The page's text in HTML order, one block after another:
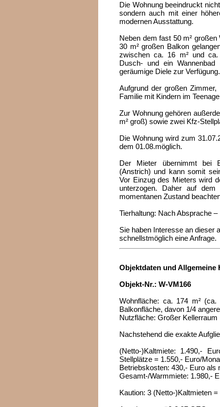
Die Wohnung beeindruckt
sondern auch mit einer
modernen Ausstattung.
Neben dem fast 50 m²
30 m² großen Balkon
zwischen ca. 16 m² und ca.
Dusch- und ein
geräumige Diele zur Verfügung.
Aufgrund der großen
Familie mit Kindern im
Zur Wohnung gehören
m² groß) sowie zwei Kfz-
Die Wohnung wird zum
dem 01.08.möglich.
Der Mieter übernimmt bei
(Anstrich) und kann somit
Vor Einzug des Mieters wird
unterzogen. Daher auf
momentanen Zustand
Tierhaltung: Nach Absprache
Sie haben Interesse an dieser
schnellstmöglich eine Anfrage.
Objektdaten und Allgemeine
Objekt-Nr.: W-VM166
Wohnfläche: ca. 174 m²
Balkonfläche, davon 1/4
Nutzfläche: Großer Kellerraum
Nachstehend die exakte
(Netto-)Kaltmiete: 1.490,-
Stellplätze = 1.550,- Euro/
Betriebskosten: 430,- Euro als
Gesamt-/Warmmiete: 1.980,-
Kaution: 3 (Netto-)Kaltmieten